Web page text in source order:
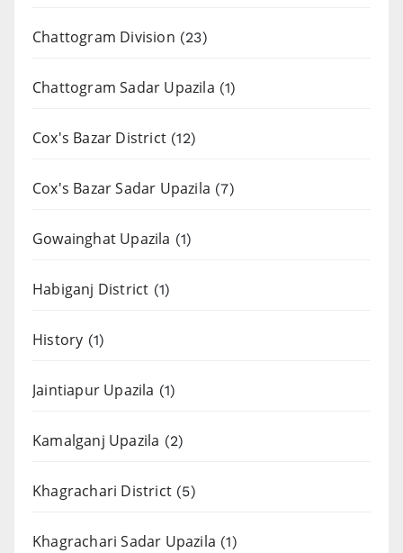
Chattogram Division (23)
Chattogram Sadar Upazila (1)
Cox's Bazar District (12)
Cox's Bazar Sadar Upazila (7)
Gowainghat Upazila (1)
Habiganj District (1)
History (1)
Jaintiapur Upazila (1)
Kamalganj Upazila (2)
Khagrachari District (5)
Khagrachari Sadar Upazila (1)